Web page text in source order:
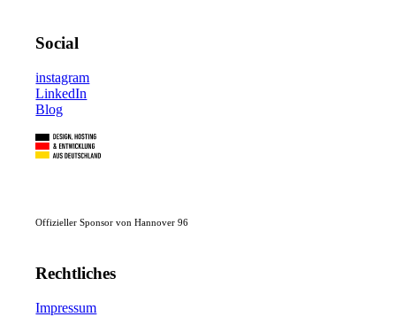
Social
instagram
LinkedIn
Blog
Offizieller Sponsor von Hannover 96
Rechtliches
Impressum